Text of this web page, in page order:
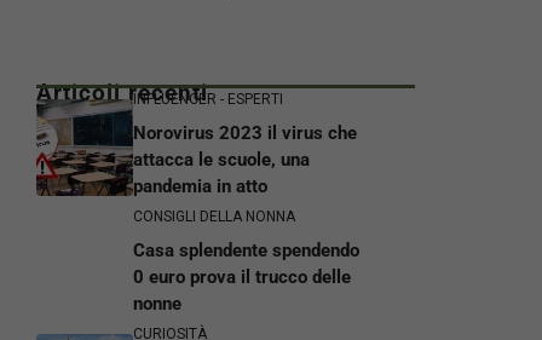
Articoli recentiINFLUENCER - ESPERTI
Norovirus 2023 il virus che
attacca le scuole, una
pandemia in atto
CONSIGLI DELLA NONNA
Casa splendente spendendo
0 euro prova il trucco delle
nonne
CURIOSITÀ